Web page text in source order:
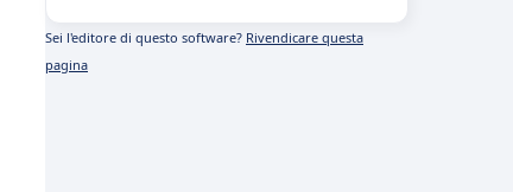
Sei l'editore di questo software? Rivendicare questa
pagina